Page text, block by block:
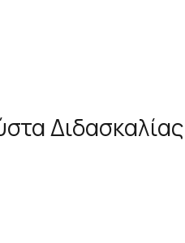
Διδασκαλίας